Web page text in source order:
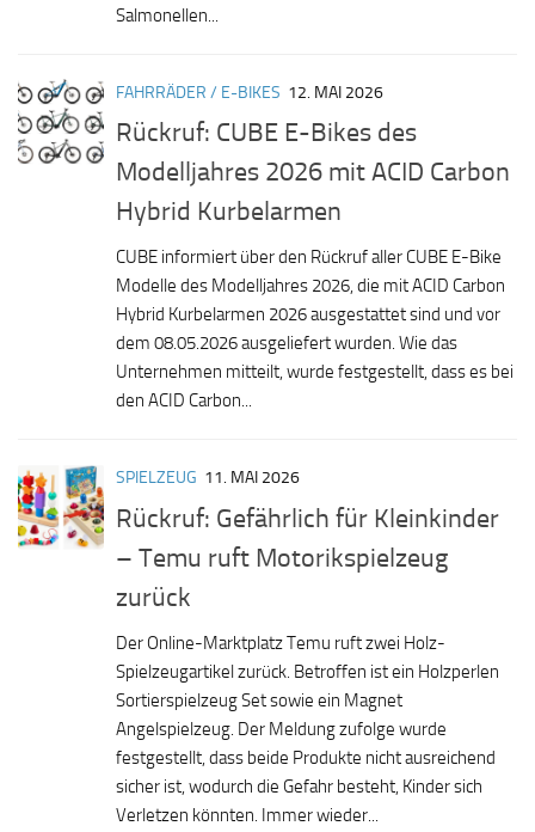
Salmonellen...
FAHRRÄDER / E-BIKES 12. MAI 2026
Rückruf: CUBE E-Bikes des
Modelljahres 2026 mit ACID Carbon
Hybrid Kurbelarmen
CUBE informiert über den Rückruf aller CUBE E-Bike
Modelle des Modelljahres 2026, die mit ACID Carbon
Hybrid Kurbelarmen 2026 ausgestattet sind und vor
dem 08.05.2026 ausgeliefert wurden. Wie das
Unternehmen mitteilt, wurde festgestellt, dass es bei
den ACID Carbon...
SPIELZEUG 11. MAI 2026
Rückruf: Gefährlich für Kleinkinder
– Temu ruft Motorikspielzeug
zurück
Der Online-Marktplatz Temu ruft zwei Holz-
Spielzeugartikel zurück. Betroffen ist ein Holzperlen
Sortierspielzeug Set sowie ein Magnet
Angelspielzeug. Der Meldung zufolge wurde
festgestellt, dass beide Produkte nicht ausreichend
sicher ist, wodurch die Gefahr besteht, Kinder sich
Verletzen könnten. Immer wieder...